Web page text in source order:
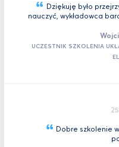
Dziękuję było
nauczyć, wykładowca
UCZESTNIK SZKOLENIA
Dobre szkolenie